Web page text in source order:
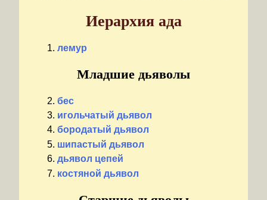
Иерархия ада
лемур
Младшие дьяволы
бес
игольчатый дьявол
бородатый дьявол
шипастый дьявол
дьявол цепей
костяной дьявол